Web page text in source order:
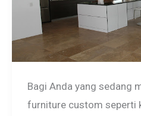
Bagi Anda yang sedang
furniture custom seperti